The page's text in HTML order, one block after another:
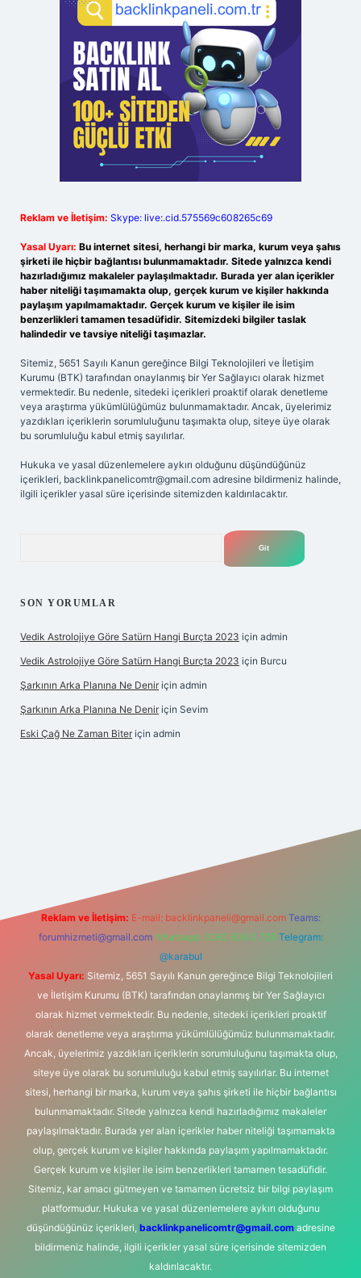
Reklam ve İletişim: Skype: live:.cid.575569c608265c69
Yasal Uyarı: Bu internet sitesi, herhangi bir marka, kurum veya şahıs
şirketi ile hiçbir bağlantısı bulunmamaktadır. Sitede yalnızca kendi
hazırladığımız makaleler paylaşılmaktadır. Burada yer alan içerikler
haber niteliği taşımamakta olup, gerçek kurum ve kişiler hakkında
paylaşım yapılmamaktadır. Gerçek kurum ve kişiler ile isim
benzerlikleri tamamen tesadüfidir. Sitemizdeki bilgiler taslak
halindedir ve tavsiye niteliği taşımazlar.
Sitemiz, 5651 Sayılı Kanun gereğince Bilgi Teknolojileri ve İletişim
Kurumu (BTK) tarafından onaylanmış bir Yer Sağlayıcı olarak hizmet
vermektedir. Bu nedenle, sitedeki içerikleri proaktif olarak denetleme
veya araştırma yükümlülüğümüz bulunmamaktadır. Ancak, üyelerimiz
yazdıkları içeriklerin sorumluluğunu taşımakta olup, siteye üye olarak
bu sorumluluğu kabul etmiş sayılırlar.
Hukuka ve yasal düzenlemelere aykırı olduğunu düşündüğünüz
içerikleri, backlinkpanelicomtr@gmail.com adresine bildirmeniz halinde,
ilgili içerikler yasal süre içerisinde sitemizden kaldırılacaktır.
SON YORUMLAR
Vedik Astrolojiye Göre Satürn Hangi Burçta 2023 için admin
Vedik Astrolojiye Göre Satürn Hangi Burçta 2023 için Burcu
Şarkının Arka Planına Ne Denir için admin
Şarkının Arka Planına Ne Denir için Sevim
Eski Çağ Ne Zaman Biter için admin
Reklam ve İletişim: E-mail: backlinkpaneli@gmail.com Teams:
forumhizmeti@gmail.com Whatsapp: 0262 606 0 726 Telegram:
@karabul
Yasal Uyarı: Sitemiz, 5651 Sayılı Kanun gereğince Bilgi Teknolojileri
ve İletişim Kurumu (BTK) tarafından onaylanmış bir Yer Sağlayıcı
olarak hizmet vermektedir. Bu nedenle, sitedeki içerikleri proaktif
olarak denetleme veya araştırma yükümlülüğümüz bulunmamaktadır.
Ancak, üyelerimiz yazdıkları içeriklerin sorumluluğunu taşımakta olup,
siteye üye olarak bu sorumluluğu kabul etmiş sayılırlar. Bu internet
sitesi, herhangi bir marka, kurum veya şahıs şirketi ile hiçbir bağlantısı
bulunmamaktadır. Sitede yalnızca kendi hazırladığımız makaleler
paylaşılmaktadır. Burada yer alan içerikler haber niteliği taşımamakta
olup, gerçek kurum ve kişiler hakkında paylaşım yapılmamaktadır.
Gerçek kurum ve kişiler ile isim benzerlikleri tamamen tesadüfidir.
Sitemiz, kar amacı gütmeyen ve tamamen ücretsiz bir bilgi paylaşım
platformudur. Hukuka ve yasal düzenlemelere aykırı olduğunu
düşündüğünüz içerikleri, backlinkpanelicomtr@gmail.comadresine
bildirmeniz halinde, ilgili içerikler yasal süre içerisinde sitemizden
kaldırılacaktır.